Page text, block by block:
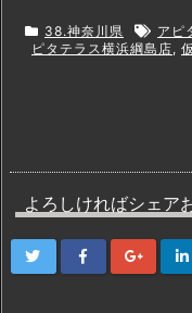
38.神奈川県 アピ
ピタテラス横浜綱島店,
よろしければシェア